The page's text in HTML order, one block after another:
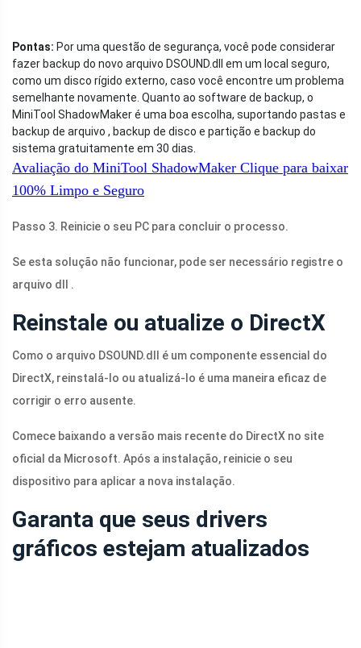
Pontas: Por uma questão de segurança, você pode considerar
fazer backup do novo arquivo DSOUND.dll
em um local seguro,
como um disco rígido externo, caso você encontre um problema
semelhante novamente. Quanto ao software de backup, o
MiniTool ShadowMaker é uma boa escolha, suportando pastas e
backup de arquivo , backup de disco e partição e backup do
sistema gratuitamente em 30 dias.
Avaliação do MiniTool ShadowMaker Clique para baixar
100% Limpo e Seguro
Passo 3. Reinicie o seu PC para concluir o processo.
Se esta solução não funcionar, pode ser necessário registre o
arquivo dll .
Reinstale ou atualize o DirectX
Como o arquivo DSOUND.dll
é um componente essencial do
DirectX, reinstalá-lo ou atualizá-lo é uma maneira eficaz de
corrigir o erro ausente.
Comece baixando a versão mais recente do DirectX no site
oficial da Microsoft. Após a instalação, reinicie o seu
dispositivo para aplicar a nova instalação.
Garanta que seus drivers
gráficos estejam atualizados